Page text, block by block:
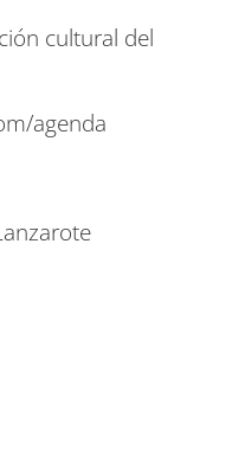
cultural del
agenda